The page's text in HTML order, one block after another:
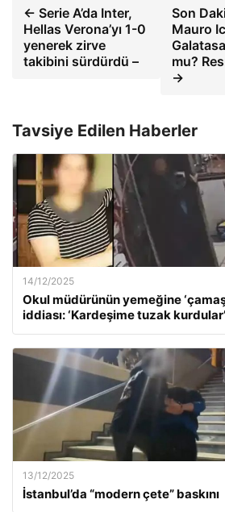
← Serie A’da Inter,
Hellas Verona’yı 1-0
yenerek zirve
takibini sürdürdü –
Son
Mauro
mu?
→
Tavsiye Edilen Haberler
14/12/2025
Okul müdürünün yemeğine
iddiası: ‘Kardeşime tuzak kurdular’
13/12/2025
İstanbul’da “modern çete” baskını